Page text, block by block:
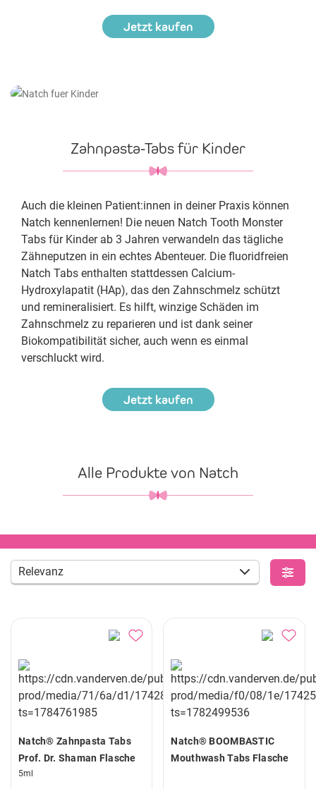
Jetzt kaufen
Zahnpasta-Tabs für Kinder
Auch die kleinen Patient:innen in deiner Praxis können
Natch kennenlernen! Die neuen Natch Tooth Monster
Tabs für Kinder ab 3 Jahren verwandeln das tägliche
Zähneputzen in ein echtes Abenteuer. Die fluoridfreien
Natch Tabs enthalten stattdessen Calcium-
Hydroxylapatit (HAp), das den Zahnschmelz schützt
und remineralisiert. Es hilft, winzige Schäden im
Zahnschmelz zu reparieren und ist dank seiner
Biokompatibilität sicher, auch wenn es einmal
verschluckt wird.
Jetzt kaufen
Alle Produkte von Natch
Relevanz
Natch® Zahnpasta Tabs
Prof. Dr. Shaman Flasche
5ml
Natch® BOOMBASTIC
Mouthwash Tabs Flasche